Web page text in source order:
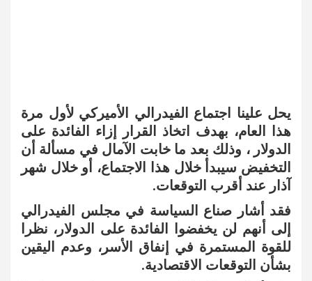
يحل علينا اجتماع الفيدرالي الأميركي لأول مرة
هذا العام، بهدف اتخاذ القرار إزاء الفائدة على
الدولار ، وذلك بعد ما خابت الآمال في مسألة أن
التخفيض سيبدأ خلال هذا الاجتماع، أو خلال شهر
آذار عند أقرب التوقعات.
فقد أشار صناع السياسة في مجلس الفيدرالي
إلى أنهم لن يخفضوا الفائدة على الدولار، نظرا
للقوة المستمرة في إنفاق الأسر، وعدم اليقين
بشأن التوقعات الاقتصادية.